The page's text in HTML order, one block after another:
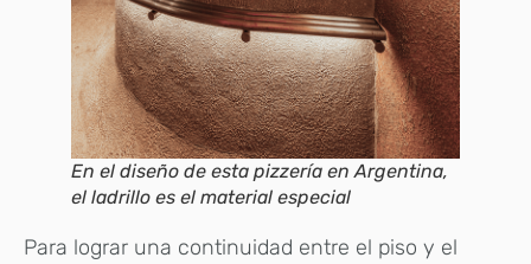
En el diseño de esta pizzería en Argentina,
el ladrillo es el material especial
Para lograr una continuidad entre el piso y el